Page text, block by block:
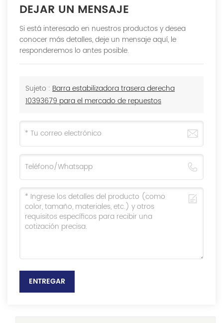
DEJAR UN MENSAJE
Si está interesado en nuestros productos y desea
conocer más detalles, deje un mensaje aquí, le
responderemos lo antes posible.
Sujeto : Barra estabilizadora trasera derecha
10393679 para el mercado de repuestos
ENTREGAR